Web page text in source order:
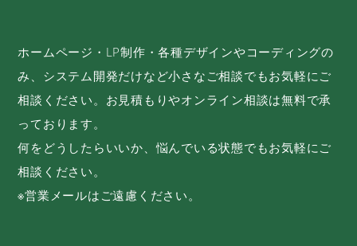
ホームページ・LP制作・各種デザインやコーディングの
み、システム開発だけなど小さなご相談でもお気軽にご
相談ください。お見積もりやオンライン相談は無料で承
っております。
何をどうしたらいいか、悩んでいる状態でもお気軽にご
相談ください。
※営業メールはご遠慮ください。